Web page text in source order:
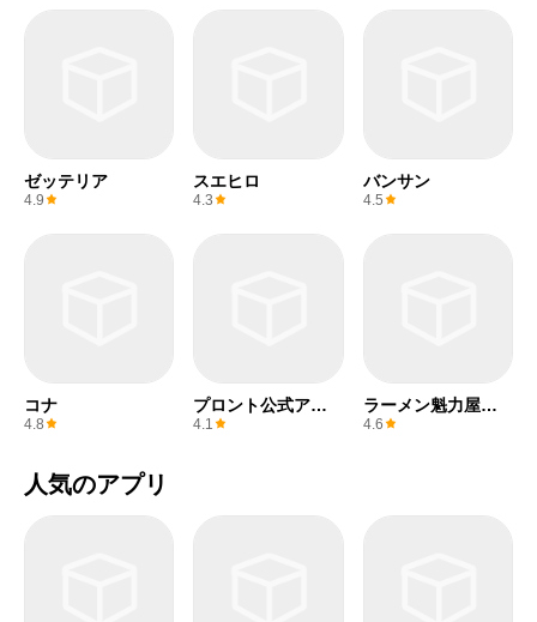
ゼッテリア
4.9
スエヒロ
4.3
バンサン
4.5
コナ
4.8
プロント公式アプ
リ
4.1
ラーメン魁力屋公
式アプリ
4.6
人気のアプリ